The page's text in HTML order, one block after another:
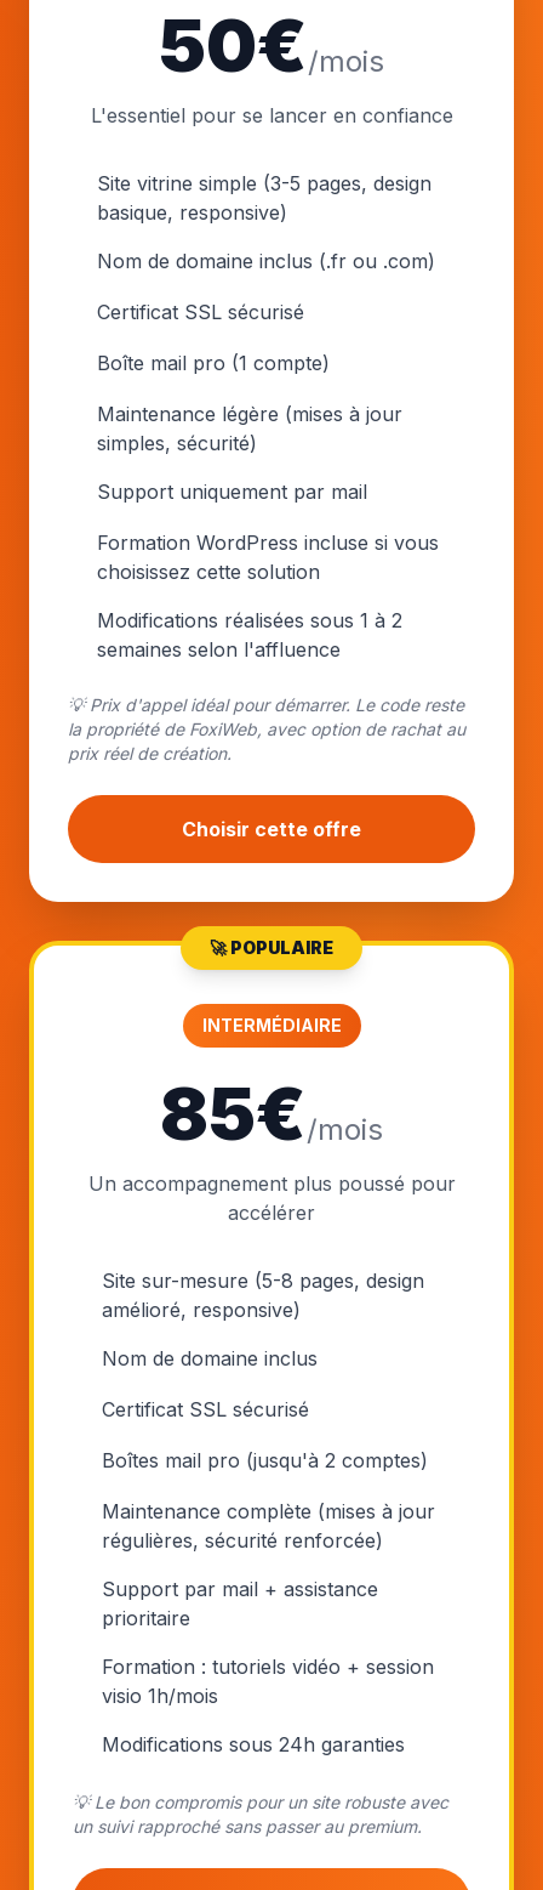
50€/mois
L'essentiel pour se lancer en confiance
Site vitrine simple (3-5 pages, design
basique, responsive)
Nom de domaine inclus (.fr ou .com)
Certificat SSL sécurisé
Boîte mail pro (1 compte)
Maintenance légère (mises à jour
simples, sécurité)
Support uniquement par mail
Formation WordPress incluse si vous
choisissez cette solution
Modifications réalisées sous 1 à 2
semaines selon l'affluence
💡 Prix d'appel idéal pour démarrer. Le code reste
la propriété de FoxiWeb, avec option de rachat au
prix réel de création.
Choisir cette offre
🚀 POPULAIRE
INTERMÉDIAIRE
85€/mois
Un accompagnement plus poussé pour
accélérer
Site sur-mesure (5-8 pages, design
amélioré, responsive)
Nom de domaine inclus
Certificat SSL sécurisé
Boîtes mail pro (jusqu'à 2 comptes)
Maintenance complète (mises à jour
régulières, sécurité renforcée)
Support par mail + assistance
prioritaire
Formation : tutoriels vidéo + session
visio 1h/mois
Modifications sous 24h garanties
💡 Le bon compromis pour un site robuste avec
un suivi rapproché sans passer au premium.